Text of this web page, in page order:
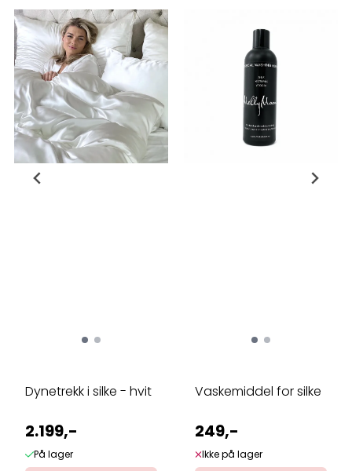
Dynetrekk i silke - hvit
2.199,-
På lager
Vaskemiddel for silke
249,-
Ikke på lager